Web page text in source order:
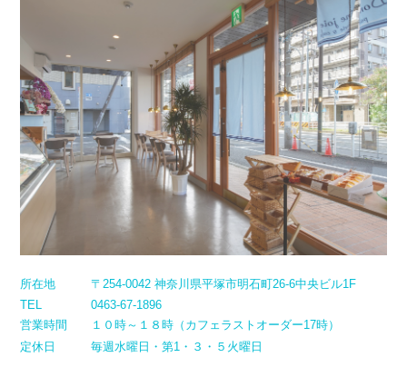
所在地
〒254-0042 神奈川県平塚市明石町26-6中央ビル1F
TEL
0463-67-1896
営業時間
１０時～１８時（カフェラストオーダー17時）
定休日
毎週水曜日・第1・３・５火曜日